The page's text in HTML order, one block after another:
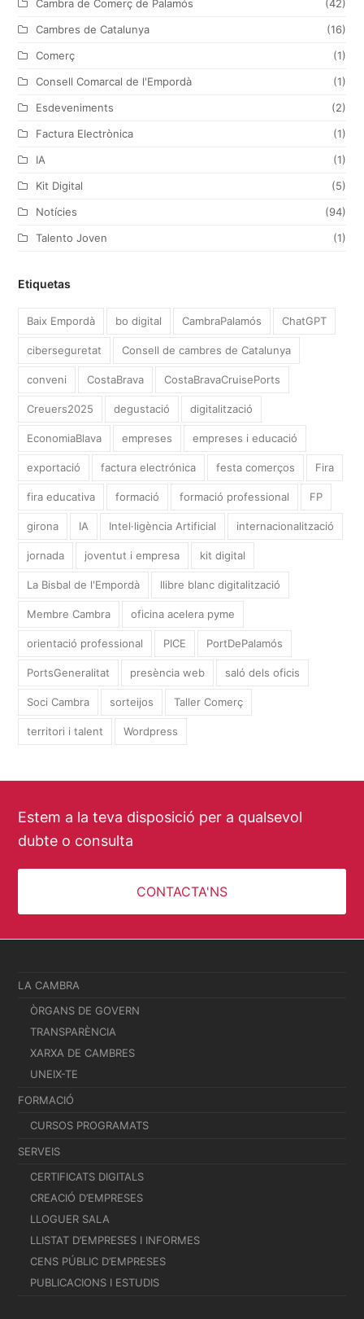
r
o
k
r
a
I
n
Cambra de Comerç de Palamós
(42)
Cambres de Catalunya
(16)
Comerç
(1)
Consell Comarcal de l'Empordà
(1)
Esdeveniments
(2)
Factura Electrònica
(1)
IA
(1)
Kit Digital
(5)
Notícies
(94)
Talento Joven
(1)
Etiquetas
Baix Empordà bo digital CambraPalamós ChatGPT
ciberseguretat Consell de cambres de Catalunya
conveni CostaBrava CostaBravaCruisePorts
Creuers2025 degustació digitalització
EconomiaBlava empreses empreses i educació
exportació factura electrónica festa comerços Fira
fira educativa formació formació professional FP
girona IA Intel·ligència Artificial internacionalització
jornada joventut i empresa kit digital
La Bisbal de l'Empordà llibre blanc digitalització
Membre Cambra oficina acelera pyme
orientació professional PICE PortDePalamós
PortsGeneralitat presència web saló dels oficis
Soci Cambra sorteijos Taller Comerç
territori i talent Wordpress
Estem a la teva disposició per a qualsevol
dubte o consulta
CONTACTA'NS
LA CAMBRA
ÒRGANS DE GOVERN
TRANSPARÈNCIA
XARXA DE CAMBRES
UNEIX-TE
FORMACIÓ
CURSOS PROGRAMATS
SERVEIS
CERTIFICATS DIGITALS
CREACIÓ D’EMPRESES
LLOGUER SALA
LLISTAT D’EMPRESES I INFORMES
CENS PÚBLIC D’EMPRESES
PUBLICACIONS I ESTUDIS